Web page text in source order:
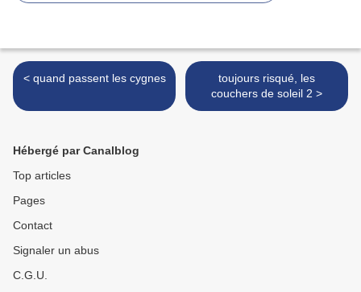
< quand passent les cygnes
toujours risqué, les
couchers de soleil 2 >
Hébergé par Canalblog
Top articles
Pages
Contact
Signaler un abus
C.G.U.